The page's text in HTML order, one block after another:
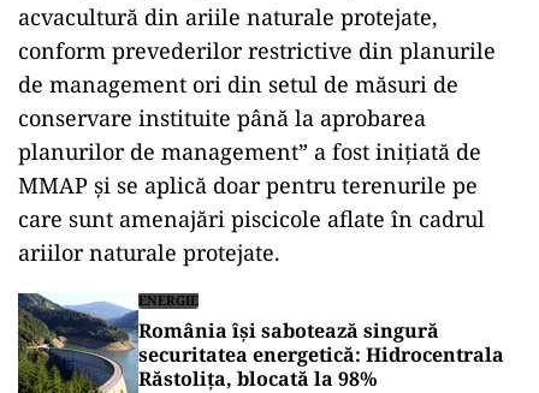
acvacultură din ariile naturale protejate,
conform prevederilor restrictive din planurile
de management ori din setul de măsuri de
conservare instituite până la aprobarea
planurilor de management” a fost inițiată de
MMAP și se aplică doar pentru terenurile pe
care sunt amenajări piscicole aflate în cadrul
ariilor naturale protejate.
ENERGIE
România își sabotează singură
securitatea energetică: Hidrocentrala
Răstolița, blocată la 98%